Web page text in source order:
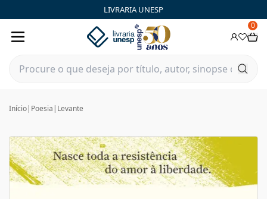
LIVRARIA UNESP
0
Início| Poesia | Levante